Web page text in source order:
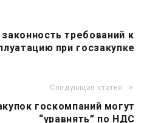
требований к
при госзакупке
Следующая статья
госкомпаний могут
“уравнять” по НДС